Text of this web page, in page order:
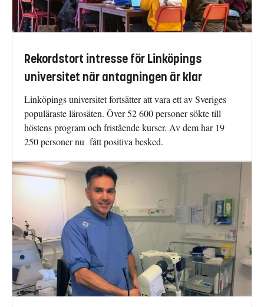
Rekordstort intresse för Linköpings
universitet när antagningen är klar
Linköpings universitet fortsätter att vara ett av Sveriges
populäraste lärosäten. Över 52 600 personer sökte till
höstens program och fristående kurser. Av dem har 19
250 personer nu fått positiva besked.